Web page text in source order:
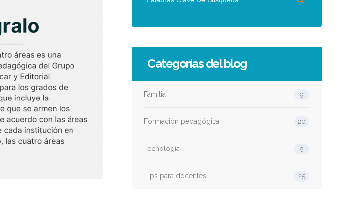
Categorías del blog
Familia 9
Formación pedagógica 20
Tecnología 5
Tips para docentes 25